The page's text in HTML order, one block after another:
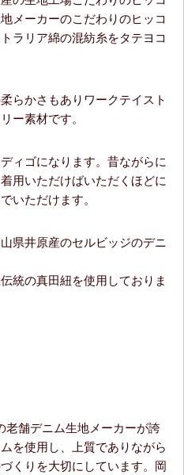
メーカーのこだわりのヒッコ
ラリア綿の混紡糸をタテヨコ
らかさもありワークテイスト
ー素材です。
ィゴになります。昔ながらに
用いただけばいただくほどに
いただけます。
県井原産のセルビッジのデニ
統の真田紐を使用しておりま
舗デニム生地メーカーが誇
を使用し、上質でありながら
くりを大切にしています。岡